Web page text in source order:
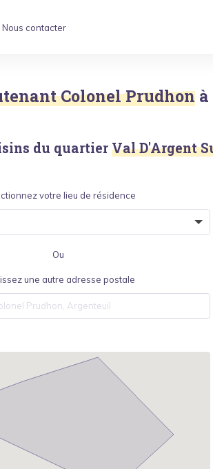
Nous contacter
Colonel Prudhon à
du quartier Val D'Argent
votre lieu de résidence
Ou
une autre adresse postale